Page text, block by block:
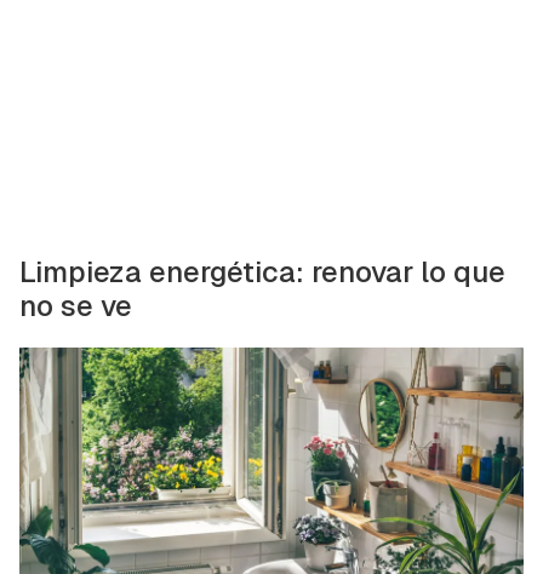
Limpieza energética: renovar lo que
no se ve